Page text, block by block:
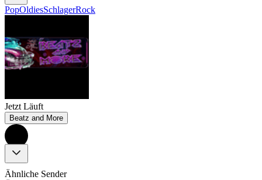
PopOldiesSchlagerRock
Jetzt Läuft
Beatz and More
Ähnliche Sender